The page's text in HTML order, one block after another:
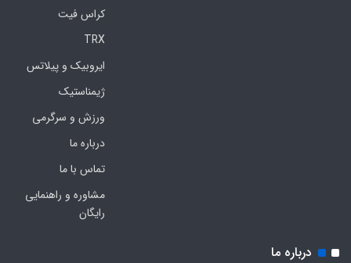
کراس فیت
TRX
ایروبیک و پیلاتس
ژیمناستیک
ورزش و سرگرمی
درباره ما
تماس با ما
مشاوره و راهنمایی
رایگان
درباره ما